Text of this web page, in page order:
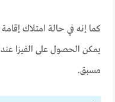
كما إنه في حالة امتلاك
يمكن الحصول على الفيزا
مسبق.